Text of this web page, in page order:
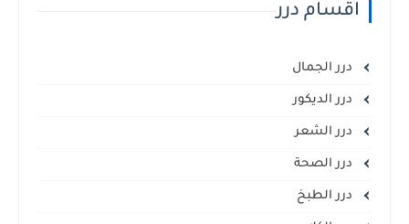
اقسام درر
درر الجمال
درر الديكور
درر الشعر
درر الصحة
درر الطبخ